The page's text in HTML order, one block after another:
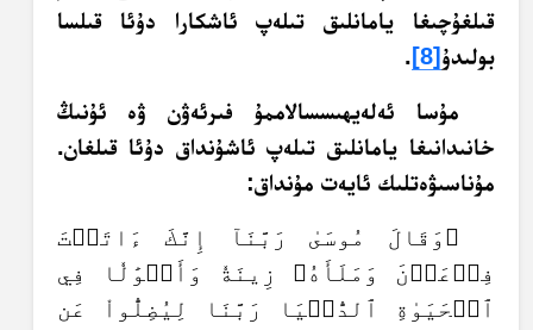
قىلغۇچىغا يامانلىق تىلەپ ئاشكارا دۇئا قىلسا
بولىدۇ [8]
.
مۇسا ئەلەيھىسسالاممۇ فىرئەۋن ۋە ئۇنىڭ
خانىدانىغا يامانلىق تىلەپ ئاشۇنداق دۇئا قىلغان.
مۇناسىۋەتلىك ئايەت مۇنداق:
﴿وَقَالَ مُوسَىٰ رَبَّنَآ إِنَّكَ ءَاتَيۡتَ
فِرۡعَوۡنَ وَمَلَأَهُۥ زِينَةٗ وَأَمۡوَٰلٗا فِي
ٱلۡحَيَوٰةِ ٱلدُّنۡيَا رَبَّنَا لِيُضِلُّواْ عَن